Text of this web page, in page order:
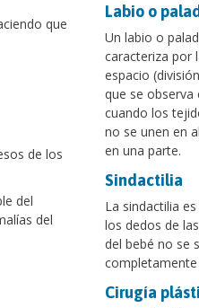
que
de los
del
del
Labio o
Un labio o
caracteriza por
espacio
que se observa
cuando los
no se unen en
en una parte.
Sindactilia
La sindactilia
los dedos de
del bebé no se
Cirugía